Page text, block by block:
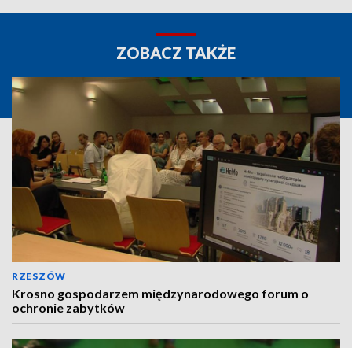
ZOBACZ TAKŻE
RZESZÓW
Krosno gospodarzem międzynarodowego forum o
ochronie zabytków